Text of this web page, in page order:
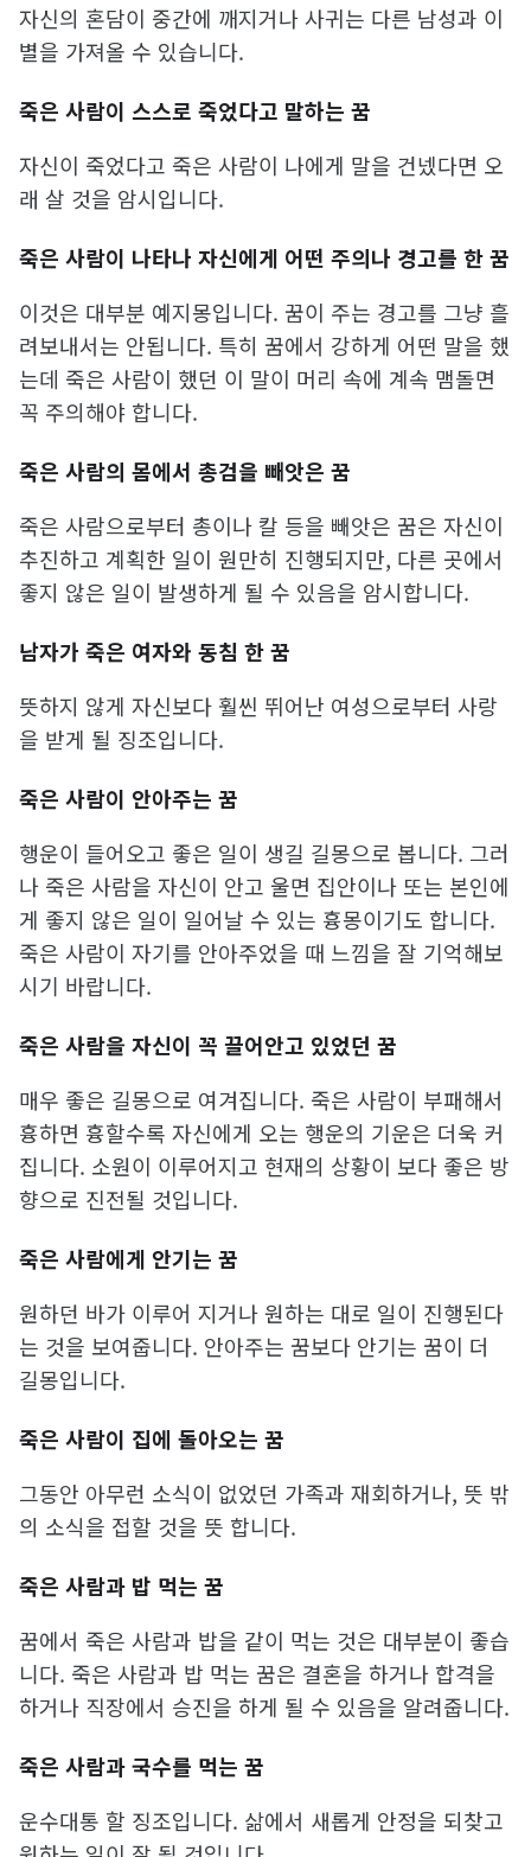
자신의 혼담이 중간에 깨지거나 사귀는 다른 남성과 이
별을 가져올 수 있습니다.
죽은 사람이 스스로 죽었다고 말하는 꿈
자신이 죽었다고 죽은 사람이 나에게 말을 건넸다면 오
래 살 것을 암시입니다.
죽은 사람이 나타나 자신에게 어떤 주의나 경고를 한 꿈
이것은 대부분 예지몽입니다. 꿈이 주는 경고를 그냥 흘
려보내서는 안됩니다. 특히 꿈에서 강하게 어떤 말을 했
는데 죽은 사람이 했던 이 말이 머리 속에 계속 맴돌면
꼭 주의해야 합니다.
죽은 사람의 몸에서 총검을 빼앗은 꿈
죽은 사람으로부터 총이나 칼 등을 빼앗은 꿈은 자신이
추진하고 계획한 일이 원만히 진행되지만, 다른 곳에서
좋지 않은 일이 발생하게 될 수 있음을 암시합니다.
남자가 죽은 여자와 동침 한 꿈
뜻하지 않게 자신보다 훨씬 뛰어난 여성으로부터 사랑
을 받게 될 징조입니다.
죽은 사람이 안아주는 꿈
행운이 들어오고 좋은 일이 생길 길몽으로 봅니다. 그러
나 죽은 사람을 자신이 안고 울면 집안이나 또는 본인에
게 좋지 않은 일이 일어날 수 있는 흉몽이기도 합니다.
죽은 사람이 자기를 안아주었을 때 느낌을 잘 기억해보
시기 바랍니다.
죽은 사람을 자신이 꼭 끌어안고 있었던 꿈
매우 좋은 길몽으로 여겨집니다. 죽은 사람이 부패해서
흉하면 흉할수록 자신에게 오는 행운의 기운은 더욱 커
집니다. 소원이 이루어지고 현재의 상황이 보다 좋은 방
향으로 진전될 것입니다.
죽은 사람에게 안기는 꿈
원하던 바가 이루어 지거나 원하는 대로 일이 진행된다
는 것을 보여줍니다. 안아주는 꿈보다 안기는 꿈이 더
길몽입니다.
죽은 사람이 집에 돌아오는 꿈
그동안 아무런 소식이 없었던 가족과 재회하거나, 뜻 밖
의 소식을 접할 것을 뜻 합니다.
죽은 사람과 밥 먹는 꿈
꿈에서 죽은 사람과 밥을 같이 먹는 것은 대부분이 좋습
니다. 죽은 사람과 밥 먹는 꿈은 결혼을 하거나 합격을
하거나 직장에서 승진을 하게 될 수 있음을 알려줍니다.
죽은 사람과 국수를 먹는 꿈
운수대통 할 징조입니다. 삶에서 새롭게 안정을 되찾고